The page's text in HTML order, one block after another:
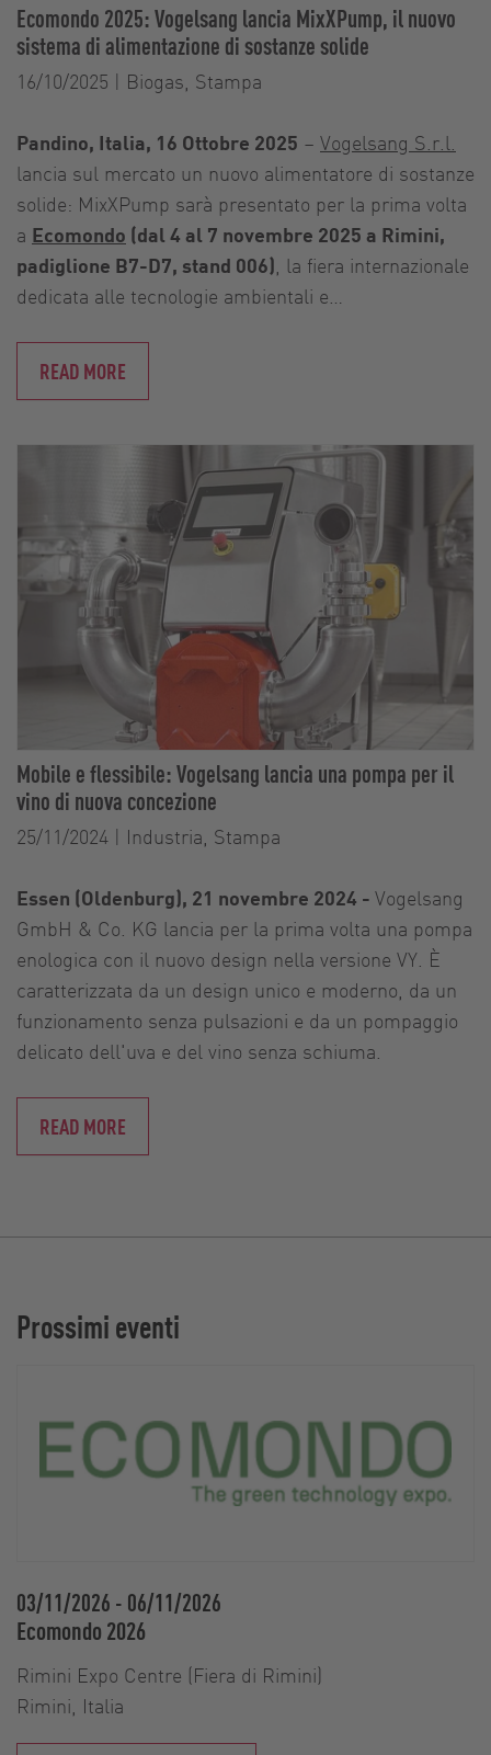
Ecomondo 2025: Vogelsang lancia MixXPump, il nuovo
sistema di alimentazione di sostanze solide
16/10/2025 | Biogas, Stampa
Pandino, Italia, 16 Ottobre 2025 – Vogelsang S.r.l.
lancia sul mercato un nuovo alimentatore di sostanze
solide: MixXPump sarà presentato per la prima volta
a Ecomondo (dal 4 al 7 novembre 2025 a Rimini,
padiglione B7-D7, stand 006) , la fiera internazionale
dedicata alle tecnologie ambientali e…
READ MORE
Mobile e flessibile: Vogelsang lancia una pompa per il
vino di nuova concezione
25/11/2024 | Industria, Stampa
Essen (Oldenburg), 21 novembre 2024 - Vogelsang
GmbH & Co. KG lancia per la prima volta una pompa
enologica con il nuovo design nella versione VY. È
caratterizzata da un design unico e moderno, da un
funzionamento senza pulsazioni e da un pompaggio
delicato dell'uva e del vino senza schiuma.
READ MORE
Prossimi eventi
03/11/2026 - 06/11/2026
Ecomondo 2026
Rimini Expo Centre (Fiera di Rimini)
Rimini, Italia